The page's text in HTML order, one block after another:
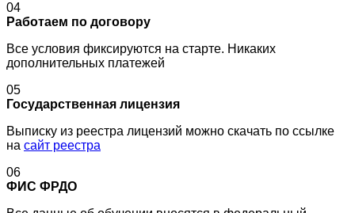
04
Работаем по договору
Все условия фиксируются на старте. Никаких
дополнительных платежей
05
Государственная лицензия
Выписку из реестра лицензий можно скачать по ссылке
на сайт реестра
06
ФИС ФРДО